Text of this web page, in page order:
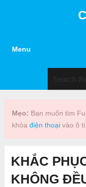
Menu
Mẹo: Bạn muốn tìm
khóa điện thoạivào ô
KHẮC
KHÔNG